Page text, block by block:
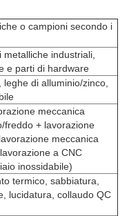
o campioni secondo i
industriali,
e parti di hardware
di alluminio/zinco,
meccanica
freddo + lavorazione
meccanica
a CNC
inossidabile)
termico, sabbiatura,
lucidatura, collaudo QC